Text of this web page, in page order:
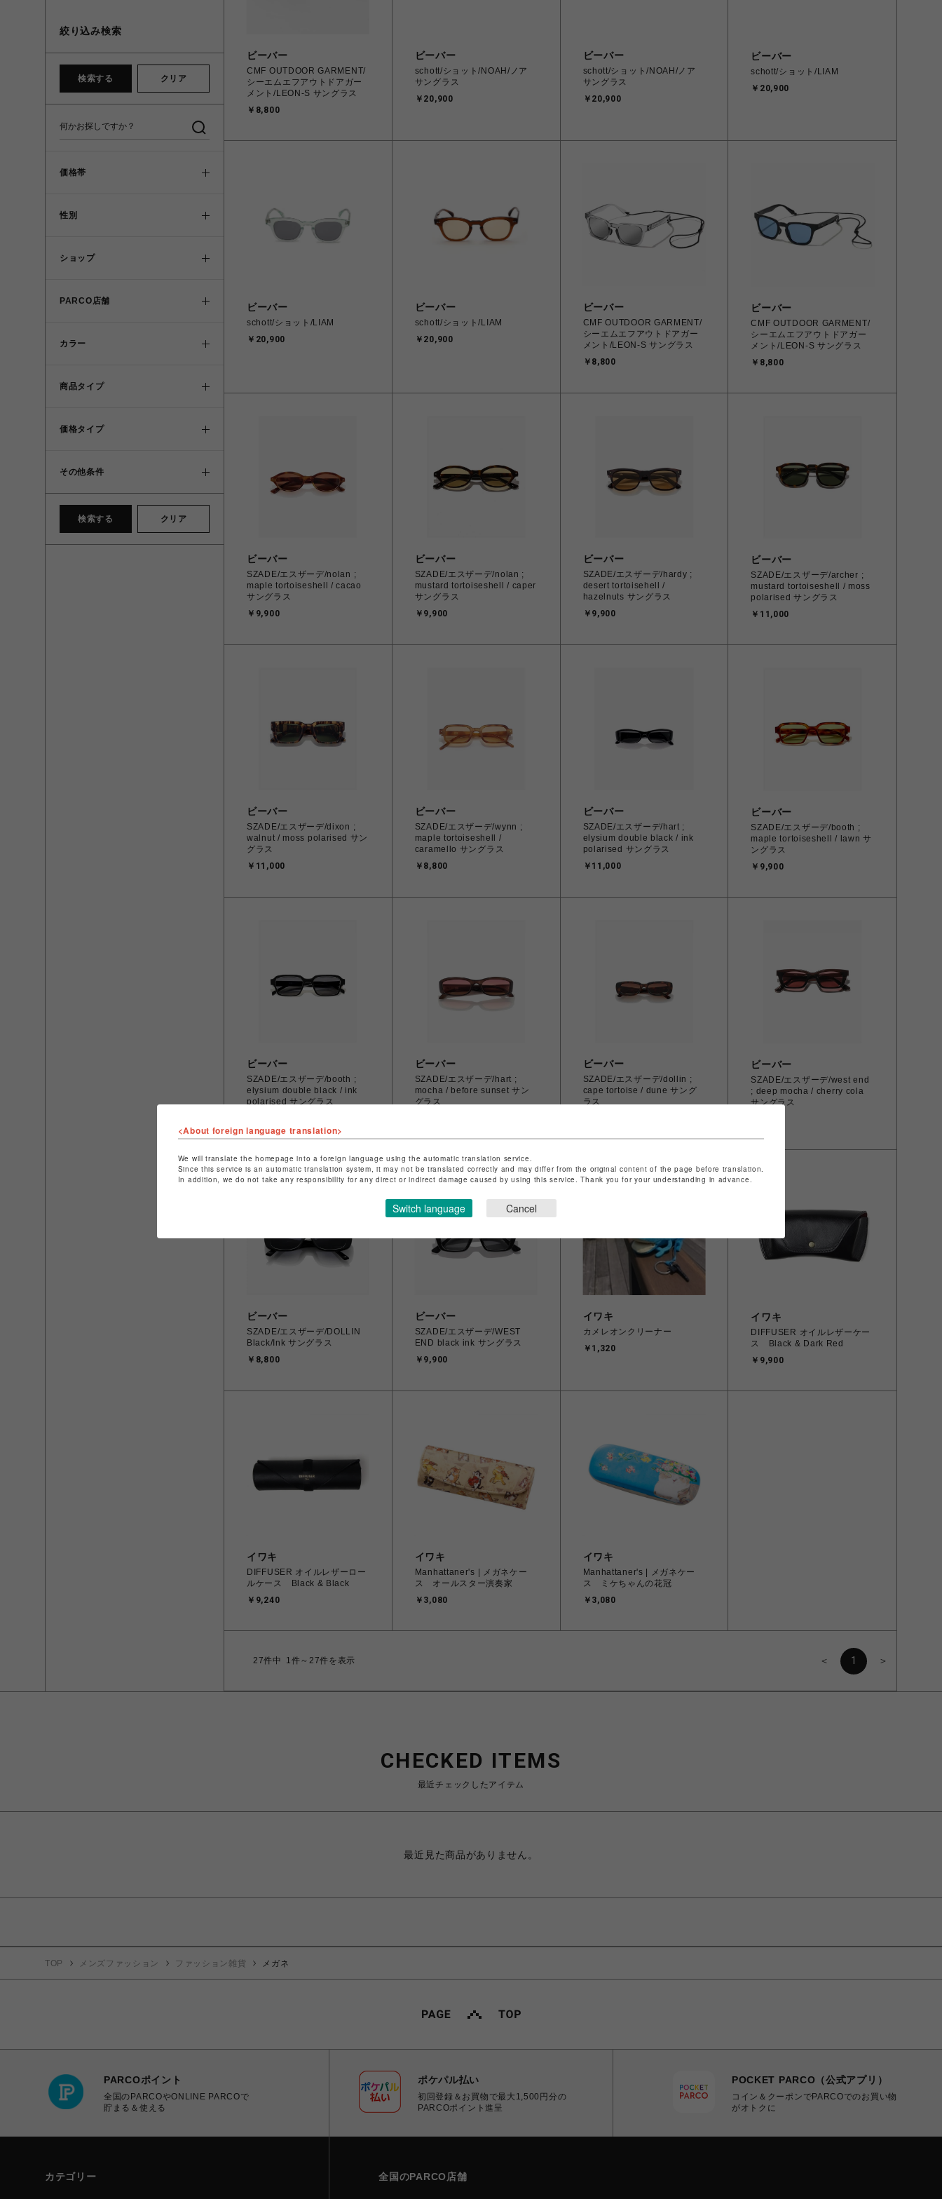
絞り込み検索
検索する クリア
価格帯
性別
ショップ
PARCO店舗
カラー
商品タイプ
価格タイプ
その他条件
検索する クリア
ビーバー
CMF OUTDOOR GARMENT/
シーエムエフアウトドアガー
メント/LEON-S サングラス
￥8,800
ビーバー
schott/ショット/NOAH/ノア
サングラス
￥20,900
ビーバー
schott/ショット/NOAH/ノア
サングラス
￥20,900
ビーバー
schott/ショット/LIAM
￥20,900
ビーバー
schott/ショット/LIAM
￥20,900
ビーバー
schott/ショット/LIAM
￥20,900
ビーバー
CMF OUTDOOR GARMENT/
シーエムエフアウトドアガー
メント/LEON-S サングラス
￥8,800
ビーバー
CMF OUTDOOR GARMENT/
シーエムエフアウトドアガー
メント/LEON-S サングラス
￥8,800
ビーバー
SZADE/エスザーデ/nolan ;
maple tortoiseshell / cacao
サングラス
￥9,900
ビーバー
SZADE/エスザーデ/nolan ;
mustard tortoiseshell / caper
サングラス
￥9,900
ビーバー
SZADE/エスザーデ/hardy ;
desert tortoisehell /
hazelnuts サングラス
￥9,900
ビーバー
SZADE/エスザーデ/archer ;
mustard tortoiseshell / moss
polarised サングラス
￥11,000
ビーバー
SZADE/エスザーデ/dixon ;
walnut / moss polarised サン
グラス
￥11,000
ビーバー
SZADE/エスザーデ/wynn ;
maple tortoiseshell /
caramello サングラス
￥8,800
ビーバー
SZADE/エスザーデ/hart ;
elysium double black / ink
polarised サングラス
￥11,000
ビーバー
SZADE/エスザーデ/booth ;
maple tortoiseshell / lawn サ
ングラス
￥9,900
ビーバー
SZADE/エスザーデ/booth ;
elysium double black / ink
polarised サングラス
ビーバー
SZADE/エスザーデ/hart ;
mocha / before sunset サン
グラス
ビーバー
SZADE/エスザーデ/dollin ;
cape tortoise / dune サング
ラス
ビーバー
SZADE/エスザーデ/west end
; deep mocha / cherry cola
サングラス
ビーバー
SZADE/エスザーデ/DOLLIN
Black/Ink サングラス
￥8,800
ビーバー
SZADE/エスザーデ/WEST
END black ink サングラス
￥9,900
イワキ
カメレオンクリーナー
￥1,320
イワキ
DIFFUSER オイルレザーケー
ス Black & Dark Red
￥9,900
イワキ
DIFFUSER オイルレザーロー
ルケース Black & Black
￥9,240
イワキ
Manhattaner's | メガネケー
ス オールスター演奏家
￥3,080
イワキ
Manhattaner's | メガネケー
ス ミケちゃんの花冠
￥3,080
27件中 1件～27件を表示 ＜ 1 ＞
CHECKED ITEMS
最近チェックしたアイテム
最近見た商品がありません。
TOP メンズファッション ファッション雑貨 メガネ
PARCOポイント
全国のPARCOやONLINE PARCOで
貯まる＆使える
ポケパル払い
初回登録＆お買物で最大1,500円分の
PARCOポイント進呈
POCKET PARCO（公式アプリ）
コイン＆クーポンでPARCOでのお買い物
がオトクに
カテゴリー 全国のPARCO店舗
<About foreign language translation>
We will translate the homepage into a foreign language using the automatic translation service.
Since this service is an automatic translation system, it may not be translated correctly and may differ from the original content of the page before translation.
In addition, we do not take any responsibility for any direct or indirect damage caused by using this service. Thank you for your understanding in advance.
Switch language Cancel